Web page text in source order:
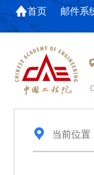
首页 邮件系
当前位置